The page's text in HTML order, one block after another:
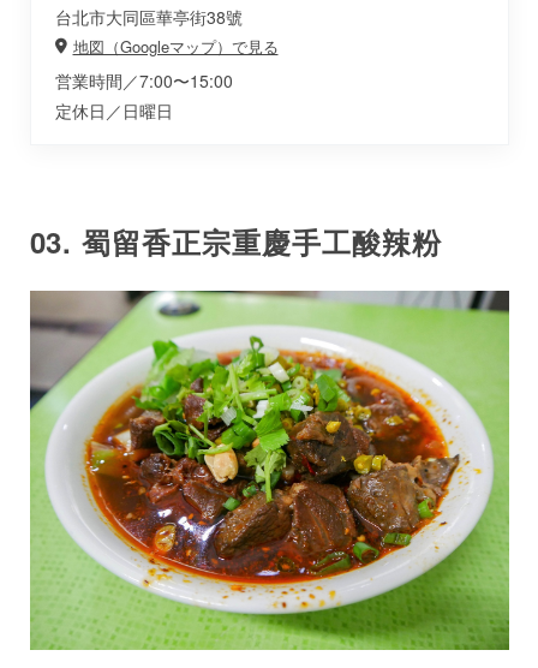
台北市大同區華亭街38號
地図（Googleマップ）で見る
営業時間／7:00〜15:00
定休日／日曜日
03. 蜀留香正宗重慶手工酸辣粉